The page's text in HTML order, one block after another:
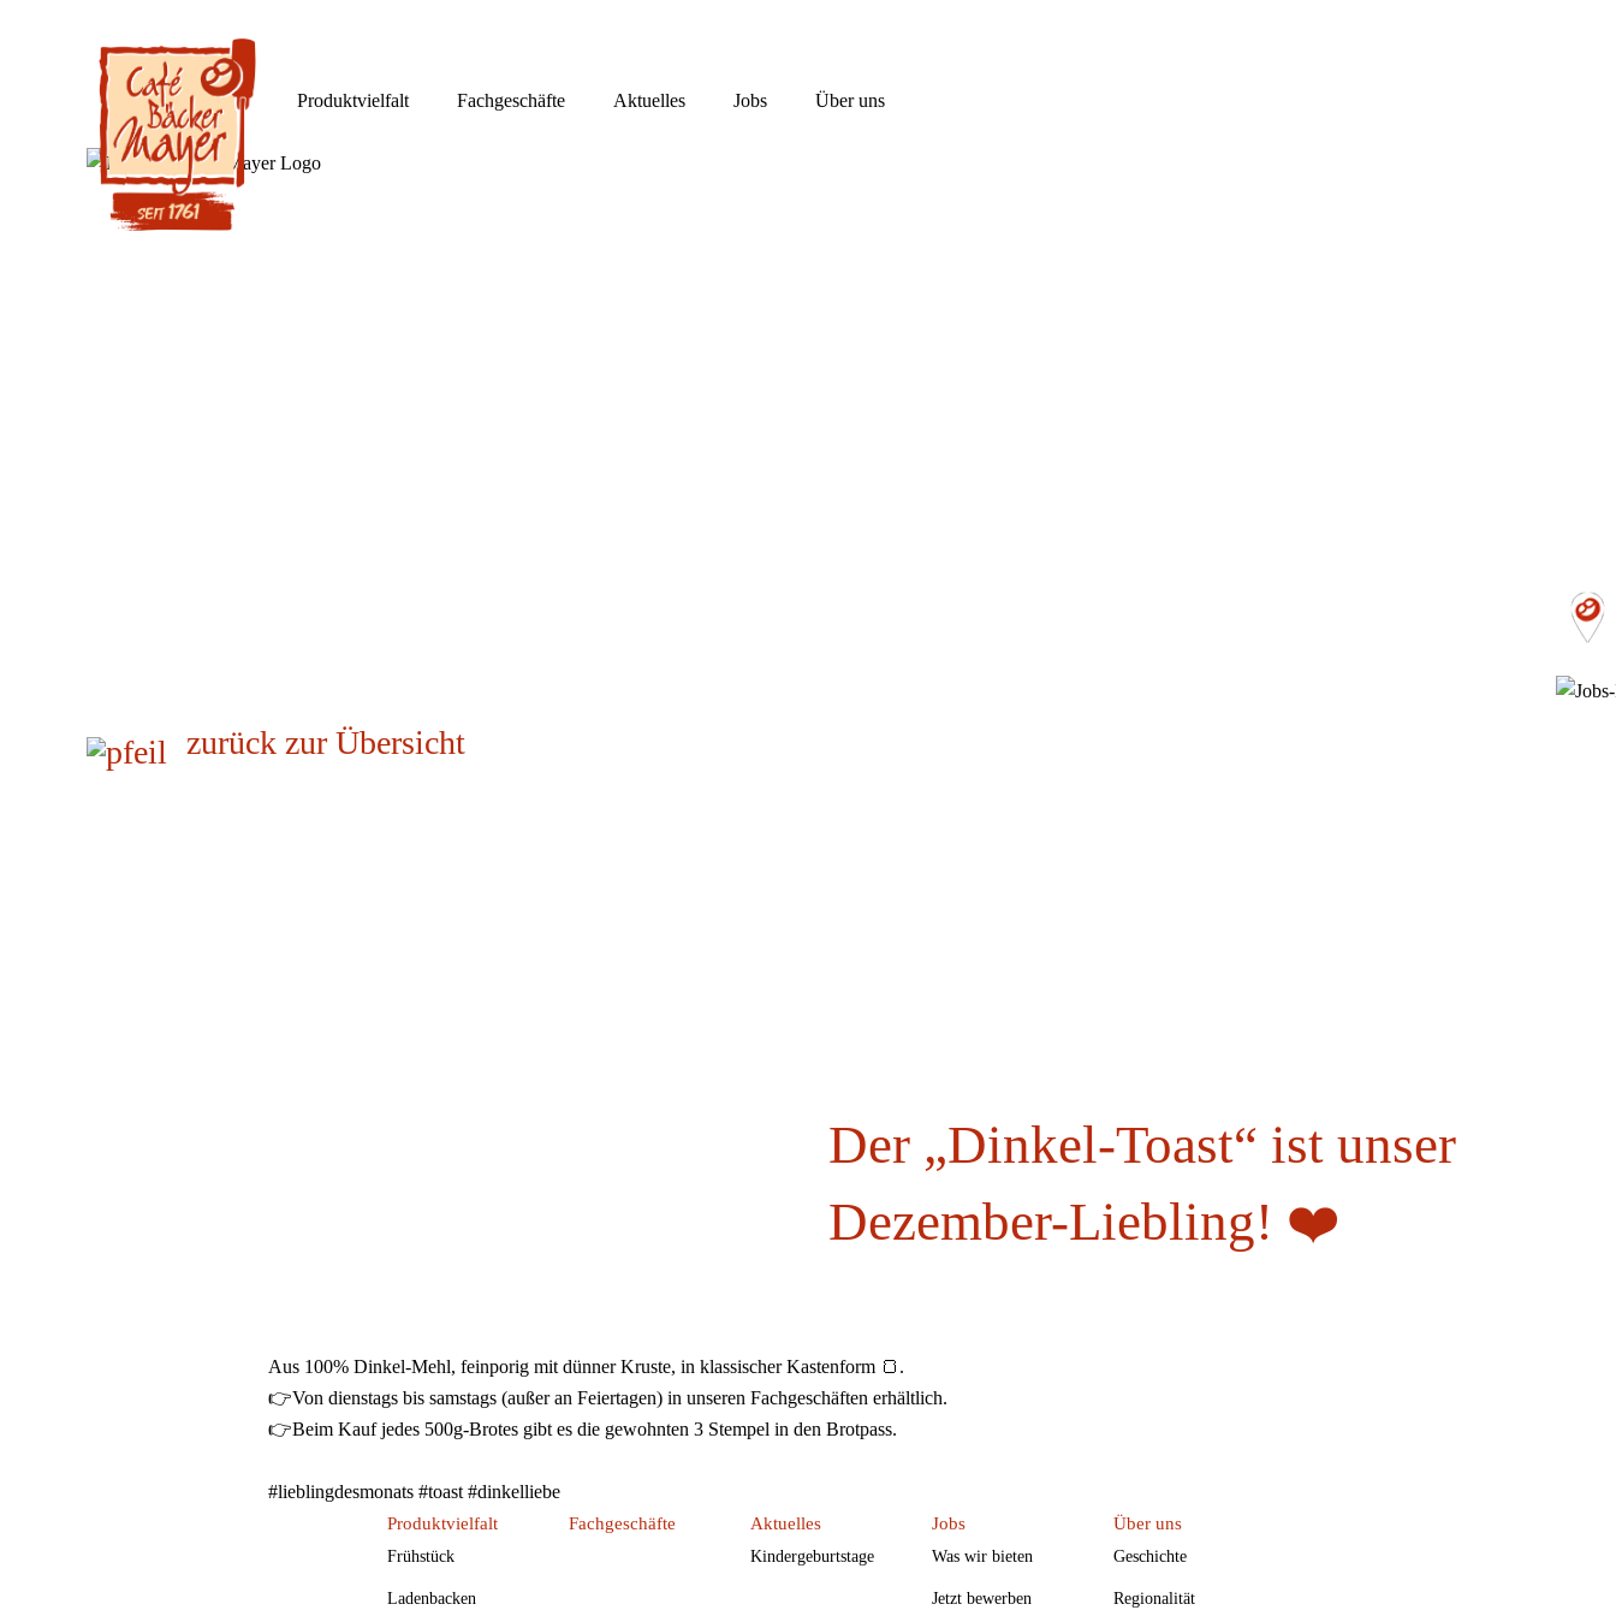
Produktvielfalt Fachgeschäfte Aktuelles Jobs Über uns
zurück zur Übersicht
Der „Dinkel-Toast“ ist unser
Dezember-Liebling! ❤️
Aus 100% Dinkel-Mehl, feinporig mit dünner Kruste, in klassischer Kastenform 🍞.
👉Von dienstags bis samstags (außer an Feiertagen) in unseren Fachgeschäften erhältlich.
👉Beim Kauf jedes 500g-Brotes gibt es die gewohnten 3 Stempel in den Brotpass.
#lieblingdesmonats #toast #dinkelliebe
Produktvielfalt
Frühstück
Ladenbacken
Fachgeschäfte Aktuelles
Kindergeburtstage
Jobs
Was wir bieten
Jetzt bewerben
Über uns
Geschichte
Regionalität